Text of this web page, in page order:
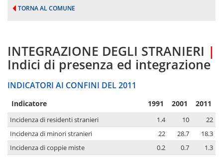
TORNA AL COMUNE
INTEGRAZIONE DEGLI STRANIERI |
Indici di presenza ed integrazione
INDICATORI AI CONFINI DEL 2011
Indicatore 1991 2001 2011
Incidenza di residenti stranieri 1.4 10
22
Incidenza di minori stranieri
22 28.7
18.3
Incidenza di coppie miste
0.2 0.7
1.3